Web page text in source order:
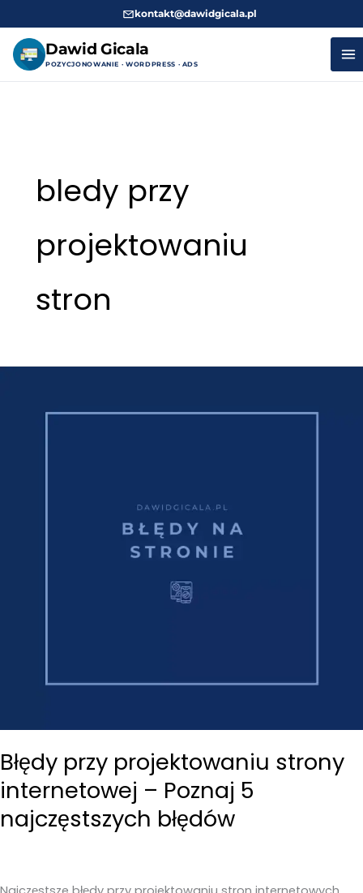
kontakt@dawidgicala.pl
Dawid Gicala
POZYCJONOWANIE · WORDPRESS · ADS
bledy przy
projektowaniu
stron
Błędy przy projektowaniu strony
internetowej – Poznaj 5
najczęstszych błędów